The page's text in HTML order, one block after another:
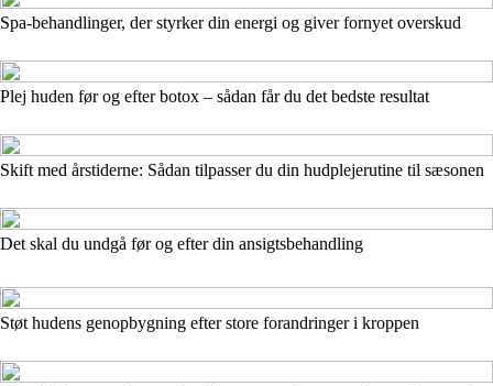
Spa-behandlinger, der styrker din energi og giver fornyet overskud
Plej huden før og efter botox – sådan får du det bedste resultat
Skift med årstiderne: Sådan tilpasser du din hudplejerutine til sæsonen
Det skal du undgå før og efter din ansigtsbehandling
Støt hudens genopbygning efter store forandringer i kroppen